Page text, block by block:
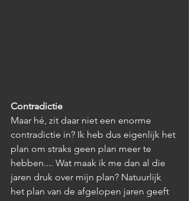
Contradictie
Maar hé, zit daar niet een enorme
contradictie in? Ik heb dus eigenlijk het
plan om straks geen plan meer te
hebben.... Wat maak ik me dan al die
jaren druk over mijn plan? Natuurlijk
het plan van de afgelopen jaren geeft